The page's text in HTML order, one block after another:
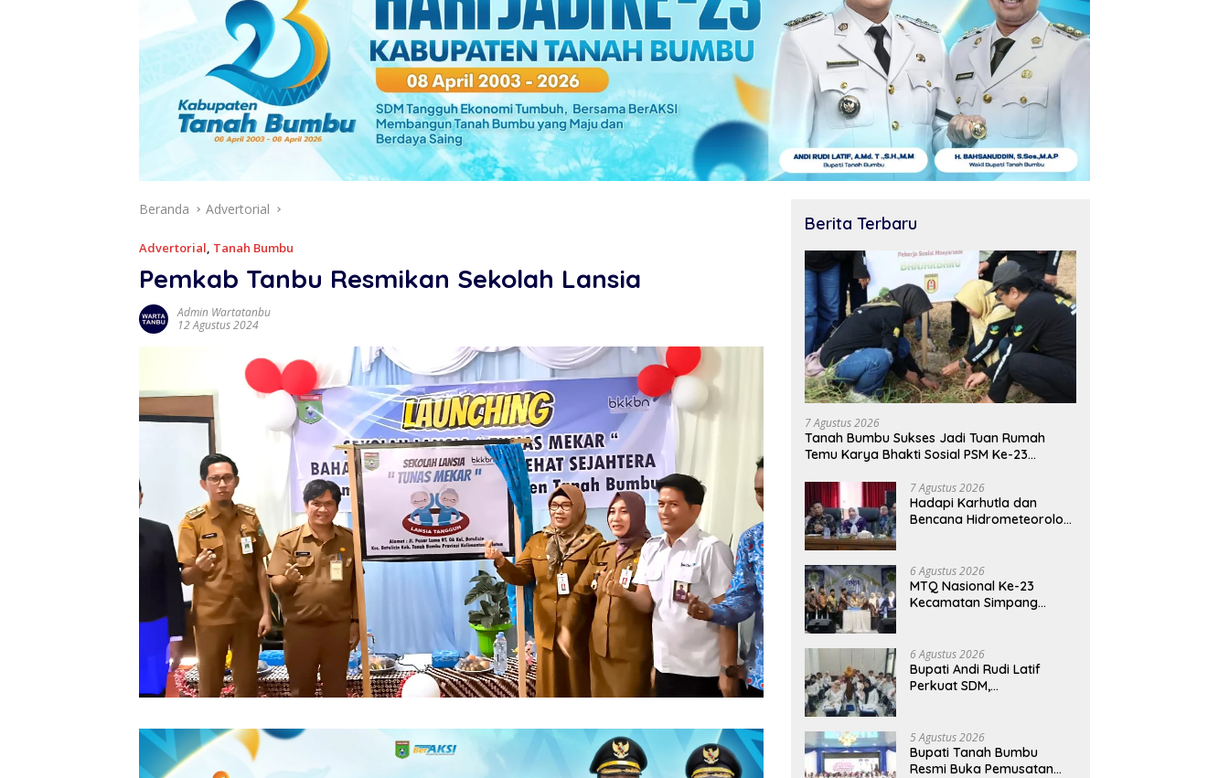
Beranda Advertorial
Advertorial, Tanah Bumbu
Pemkab Tanbu Resmikan Sekolah Lansia
Admin Wartatanbu
12 Agustus 2024
Berita Terbaru
7 Agustus 2026
Tanah Bumbu Sukses Jadi Tuan Rumah
Temu Karya Bhakti Sosial PSM Ke-23
7 Agustus 2026
Hadapi Karhutla dan
Bencana Hidrometeorologi
6 Agustus 2026
MTQ Nasional Ke-23
Kecamatan Simpang
6 Agustus 2026
Bupati Andi Rudi Latif
Perkuat SDM,
dan Barbershop
5 Agustus 2026
Bupati Tanah Bumbu
Resmi Buka Pemusatan